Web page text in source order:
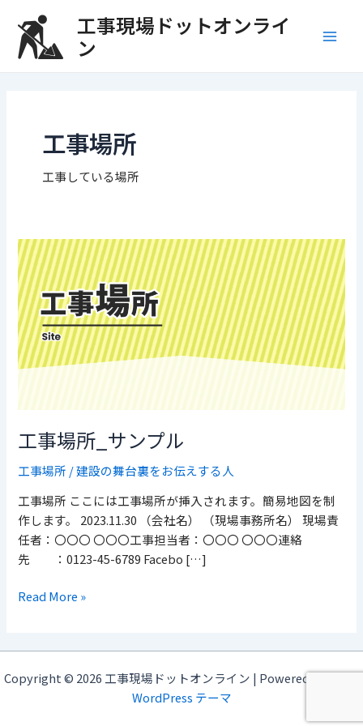
工事現場ドットオンライ
ン
工事場所
工事している場所
工事場所_サンプル
工事場所 /建設の舞台裏をお伝えする人
工事場所 ここには工事場所が挿入されます。簡易地図を制
作します。 2023.11.30 （会社名） （現場事務所名） 現場責
任者：〇〇〇 〇〇〇工事担当者：〇〇〇 〇〇〇連絡
先 ：0123-45-6789 Facebo […]
工
事
場
所
_
サ
ン
Read More »
Copyright © 2026 工事現場ドットオンライン | Powered byAstra
WordPress テーマ